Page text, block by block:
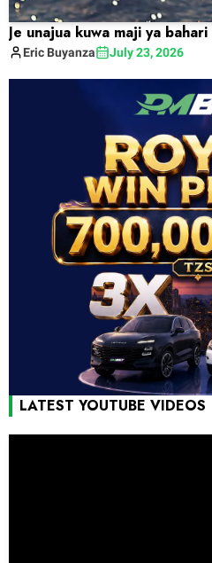
Je unajua kuwa maji ya
Eric Buyanza July 23, 2026
LATEST YOUTUBE VIDEOS